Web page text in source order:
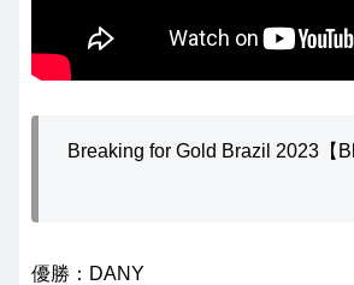
Breaking for Gold Brazil 2023
優勝：DANY